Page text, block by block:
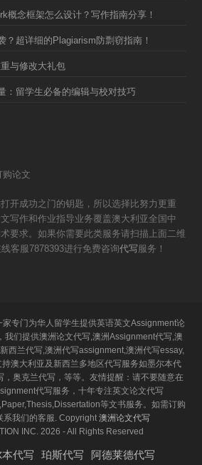
概念框架怎么设计？写作指南分享！
？超详细的Plagiarism防剽窃指南！
与修改大礼包
：留学生必备的编辑与校对技巧
开成功之门的钥匙，所以选择比努力更重
写作和作业指导业务覆盖澳大利亚全国中
要求。如果你需要此类服务请扫描上面二维
客服7878393进行免费咨询代写 服务！
专门为华人留学生提供英语英文Assignment论
我们提供澳洲论文代写,澳洲Assignment代写,澳
西兰代写,澳洲代写assignment,澳洲代写essay,
澳大利亚及新西兰多地区代写服务如墨尔本代
，奥克兰代写，等等。友情提醒：请不要随意在
代写服务，十年专注英文论文代写
等文书服务。如需订购
系我们的客服. Copyright 澳洲论文代写
INC. 2026 - All Rights Reserved
代写 珀斯代写 阿德莱德代写